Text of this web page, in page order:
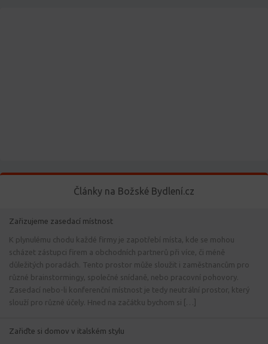
Články na Božské Bydlení.cz
Zařizujeme zasedací místnost
K plynulému chodu každé firmy je zapotřebí místa, kde se mohou
scházet zástupci firem a obchodních partnerů při více, či méně
důležitých poradách. Tento prostor může sloužit i zaměstnancům pro
různé brainstormingy, společné snídaně, nebo pracovní pohovory.
Zasedací nebo-li konferenční místnost je tedy neutrální prostor, který
slouží pro různé účely. Hned na začátku bychom si […]
Zařiďte si domov v italském stylu